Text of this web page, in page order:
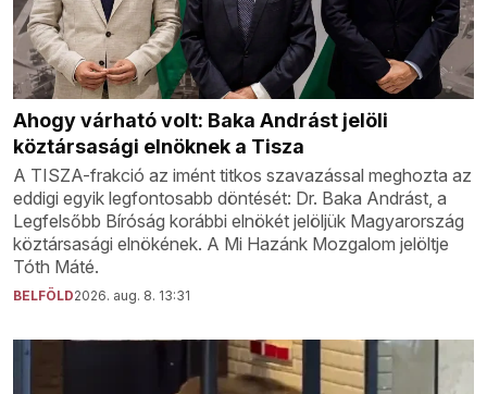
Ahogy várható volt: Baka Andrást jelöli
köztársasági elnöknek a Tisza
A TISZA-frakció az imént titkos szavazással meghozta az
eddigi egyik legfontosabb döntését: Dr. Baka Andrást, a
Legfelsőbb Bíróság korábbi elnökét jelöljük Magyarország
köztársasági elnökének. A Mi Hazánk Mozgalom jelöltje
Tóth Máté.
BELFÖLD2026. aug. 8. 13:31